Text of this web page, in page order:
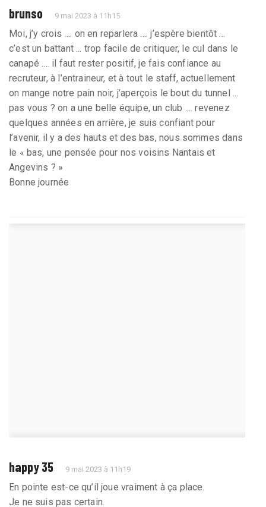
brunso 9 mai 2023 à 11h15
Moi, j’y crois .... on en reparlera .... j’espère bientôt ...
c’est un battant ... trop facile de critiquer, le cul dans le
canapé .... il faut rester positif, je fais confiance au
recruteur, à l’entraineur, et à tout le staff, actuellement
on mange notre pain noir, j’aperçois le bout du tunnel ...
pas vous ? on a une belle équipe, un club .... revenez
quelques années en arrière, je suis confiant pour
l’avenir, il y a des hauts et des bas, nous sommes dans
le « bas, une pensée pour nos voisins Nantais et
Angevins ? »
Bonne journée
happy 35 9 mai 2023 à 11h19
En pointe est-ce qu’il joue vraiment à ça place.
Je ne suis pas certain.